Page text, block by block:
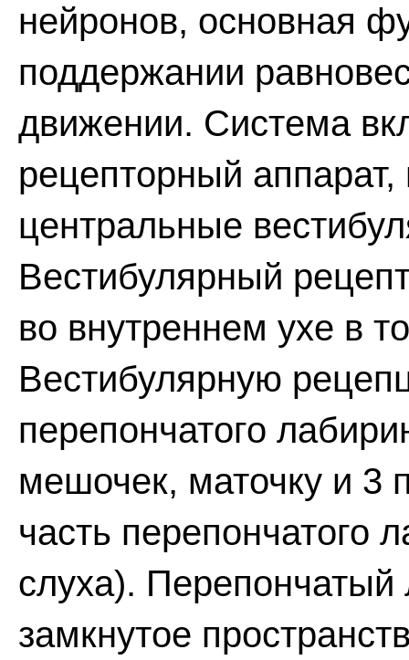
нейронов, основная
поддержании
движении. Система
рецепторный
центральные
Вестибулярный
во внутреннем ухе в
Вестибулярную
перепончатого
мешочек, маточку и 3
часть перепончатого
слуха). Перепончатый
замкнутое